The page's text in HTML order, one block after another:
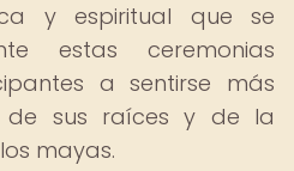
y espiritual que se
estas ceremonias
a sentirse más
sus raíces y de la
mayas.